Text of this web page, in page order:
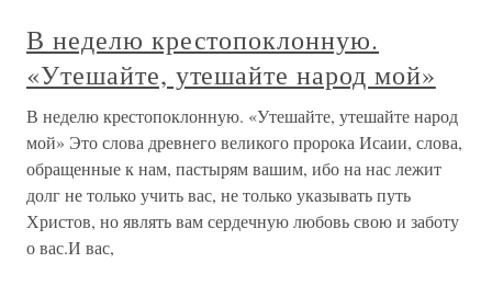
В неделю крестопоклонную.
«Утешайте, утешайте народ мой»
В неделю крестопоклонную. «Утешайте, утешайте народ
мой» Это слова древнего великого пророка Исаии, слова,
обращенные к нам, пастырям вашим, ибо на нас лежит
долг не только учить вас, не только указывать путь
Христов, но являть вам сердечную любовь свою и заботу
о вас.И вас,